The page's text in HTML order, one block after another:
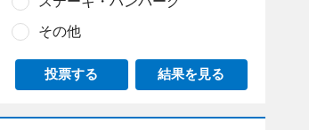
その他
投票する 結果を見る